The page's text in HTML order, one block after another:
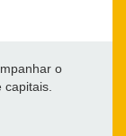
o
capitais.